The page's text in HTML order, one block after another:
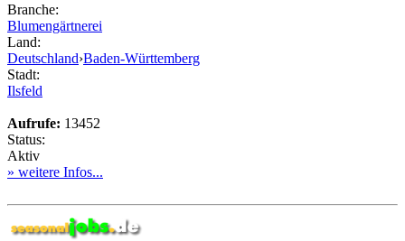
Branche:
Blumengärtnerei
Land:
Deutschland›Baden-Württemberg
Stadt:
Ilsfeld
Aufrufe: 13452
Status:
Aktiv
» weitere Infos...